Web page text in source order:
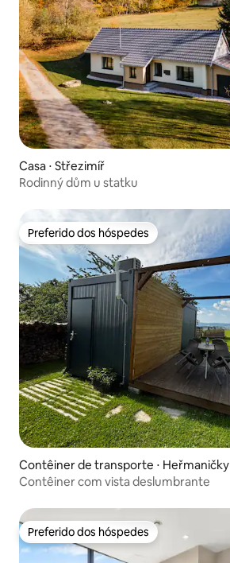
Casa ⋅ Střezimíř
Rodinný dům u statku
Preferido dos hóspedes
Preferido dos hóspedes
Contêiner de transporte ⋅ Heřmaničky
Contêiner com vista deslumbrante
Preferido dos hóspedes
Preferido dos hóspedes